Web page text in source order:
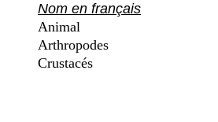
Nom en français
Animal
Arthropodes
Crustacés